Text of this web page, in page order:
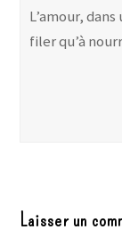
L’amour,
filer qu’à
Laisser un